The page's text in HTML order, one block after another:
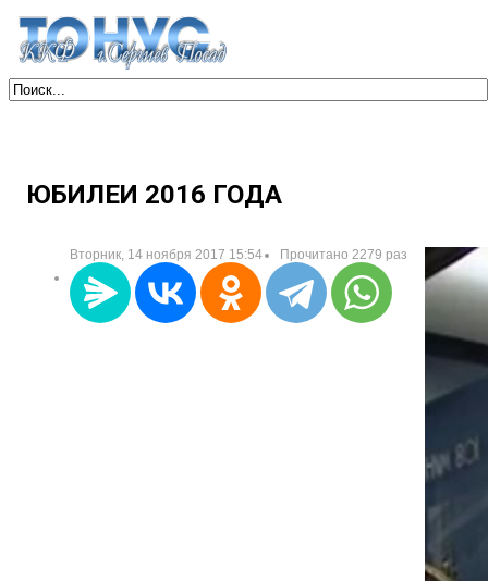
ЮБИЛЕИ 2016 ГОДА
Вторник, 14 ноября 2017 15:54 Прочитано 2279 раз